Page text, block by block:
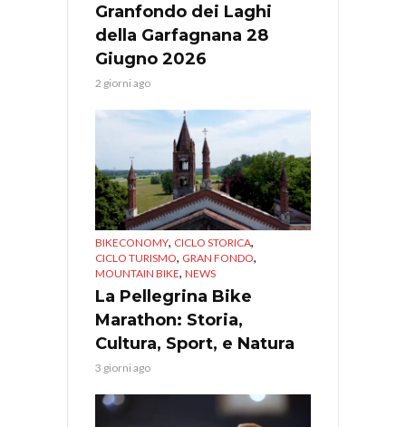
Granfondo dei Laghi
della Garfagnana 28
Giugno 2026
2 giorni ago
BIKECONOMY, CICLO STORICA,
CICLO TURISMO, GRAN FONDO,
MOUNTAIN BIKE, NEWS
La Pellegrina Bike
Marathon: Storia,
Cultura, Sport, e Natura
3 giorni ago